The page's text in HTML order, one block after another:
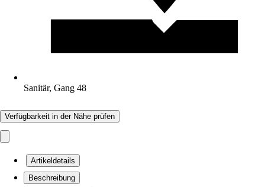
Sanitär, Gang 48
Verfügbarkeit in der Nähe prüfen
Artikeldetails
Beschreibung